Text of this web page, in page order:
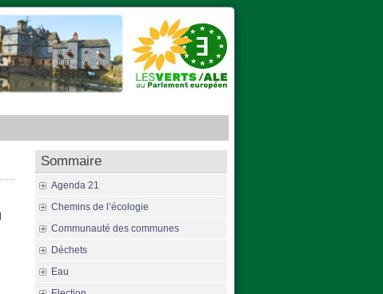
Sommaire
Agenda 21
Chemins de l’écologie
Communauté des communes
Déchets
Eau